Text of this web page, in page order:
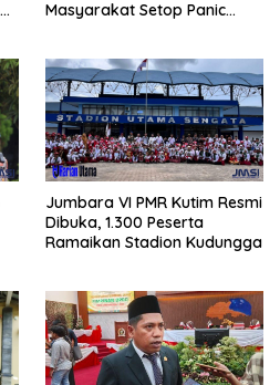
Masyarakat Setop Panic
Jumbara VI PMR Kutim Resmi
Dibuka, 1.300 Peserta
Ramaikan Stadion Kudungga